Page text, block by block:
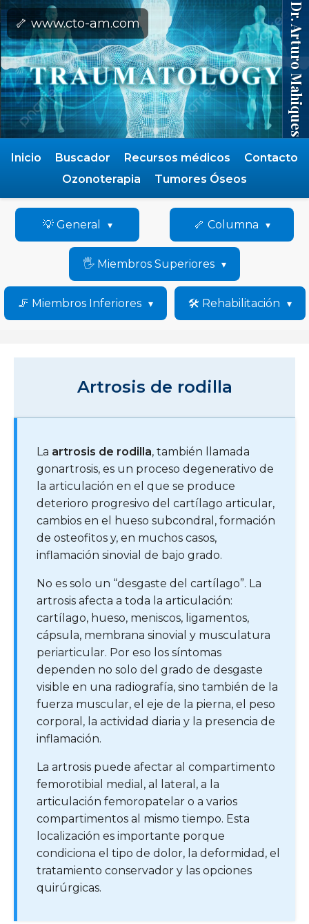
🦴 www.cto-am.com Dr. Arturo Mahiques
Inicio Buscador Recursos médicos
Contacto
Ozonoterapia
Tumores Óseos
💡 General 🦴 Columna
🖐️ Miembros Superiores
🦵 Miembros Inferiores 🛠️ Rehabilitación
Artrosis de rodilla
La artrosis de rodilla, también llamada
gonartrosis, es un proceso degenerativo de
la articulación en el que se produce
deterioro progresivo del cartílago articular,
cambios en el hueso subcondral, formación
de osteofitos y, en muchos casos,
inflamación sinovial de bajo grado.
No es solo un “desgaste del cartílago”. La
artrosis afecta a toda la articulación:
cartílago, hueso, meniscos, ligamentos,
cápsula, membrana sinovial y musculatura
periarticular. Por eso los síntomas
dependen no solo del grado de desgaste
visible en una radiografía, sino también de la
fuerza muscular, el eje de la pierna, el peso
corporal, la actividad diaria y la presencia de
inflamación.
La artrosis puede afectar al compartimento
femorotibial medial, al lateral, a la
articulación femoropatelar o a varios
compartimentos al mismo tiempo. Esta
localización es importante porque
condiciona el tipo de dolor, la deformidad, el
tratamiento conservador y las opciones
quirúrgicas.